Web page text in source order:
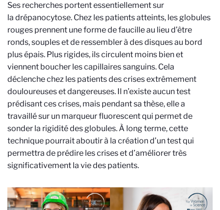
Ses recherches portent essentiellement sur
la drépanocytose. Chez les patients atteints, les globules
rouges prennent une forme de faucille au lieu d’être
ronds, souples et de ressembler à des disques au bord
plus épais. Plus rigides, ils circulent moins bien et
viennent boucher les capillaires sanguins. Cela
déclenche chez les patients des crises extrêmement
douloureuses et dangereuses. Il n’existe aucun test
prédisant ces crises, mais pendant sa thèse, elle a
travaillé sur un marqueur fluorescent qui permet de
sonder la rigidité des globules. À long terme, cette
technique pourrait aboutir à la création d’un test qui
permettra de prédire les crises et d’améliorer très
significativement la vie des patients.